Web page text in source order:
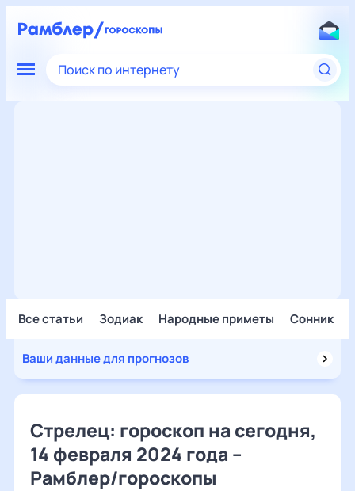
Поиск по интернету
Все статьи Зодиак Народные приметы Сонник
Ваши данные для прогнозов
Стрелец: гороскоп на сегодня,
14 февраля 2024 года –
Рамблер/гороскопы